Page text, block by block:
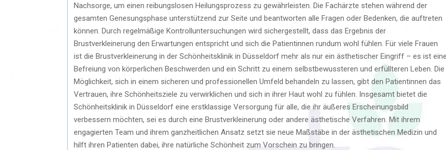
Nachsorge, um einen reibungslosen Heilungsprozess zu gewährleisten. Die Fachärzte stehen während der
gesamten Genesungsphase unterstützend zur Seite und beantworten alle Fragen oder Bedenken, die auftreten
können. Durch regelmäßige Kontrolluntersuchungen wird sichergestellt, dass das Ergebnis der
Brustverkleinerung den Erwartungen entspricht und sich die Patientinnen rundum wohl fühlen. Für viele Frauen
ist die Brustverkleinerung in der Schönheitsklinik in Düsseldorf mehr als nur ein ästhetischer Eingriff – es ist eine
Befreiung von körperlichen Beschwerden und ein Schritt zu einem selbstbewussteren und erfüllteren Leben. Die
Möglichkeit, sich in einem sicheren und professionellen Umfeld behandeln zu lassen, gibt den Patientinnen das
Vertrauen, ihre Schönheitsziele zu verwirklichen und sich in ihrer Haut wohl zu fühlen. Insgesamt bietet die
Schönheitsklinik in Düsseldorf eine erstklassige Versorgung für alle, die ihr äußeres Erscheinungsbild
verbessern möchten, sei es durch eine Brustverkleinerung oder andere ästhetische Verfahren. Mit ihrem
engagierten Team und ihrem ganzheitlichen Ansatz setzt sie neue Maßstäbe in der ästhetischen Medizin und
hilft ihren Patienten dabei, ihre natürliche Schönheit zum Vorschein zu bringen.